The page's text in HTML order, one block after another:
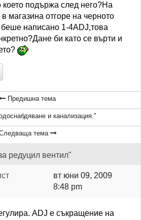
което подържа след него?На
магазина отгоре на черното
написано 1-4ADJ,това
би като се върти и
Предишна тема
и канализация."
тема
редуцил вентил"
вт юни 09, 2009
8:48 pm
ADJ е съкращение на